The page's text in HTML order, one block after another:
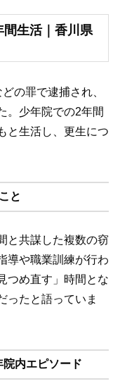
間生活｜香川県
の罪で逮捕され、
。少年院での2年間
と生活し、更生につ
と
と共謀した複数の窃
導や職業訓練が行わ
つめ直す」時間とな
ったと語っていま
内エピソード